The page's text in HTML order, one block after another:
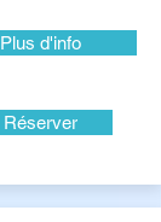
Plus d'info
Réserver